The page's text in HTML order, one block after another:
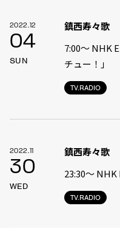
2022.12
04
SUN
TV.RADIO
鎮西寿々歌
7:00〜 NHK
チュー！」
2022.11
30
WED
TV.RADIO
鎮西寿々歌
23:30〜 NHK